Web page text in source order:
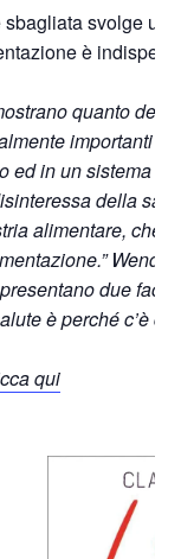
svolge un
è
quanto
importanti
ed in un sistema
della
alimentare,
due
è perché c’è
qui